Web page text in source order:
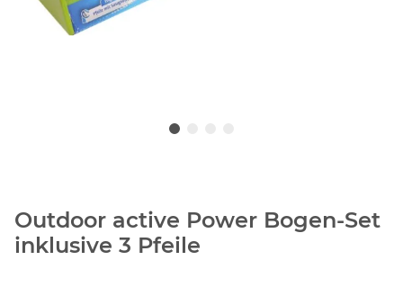
Outdoor active Power Bogen-Set
inklusive 3 Pfeile